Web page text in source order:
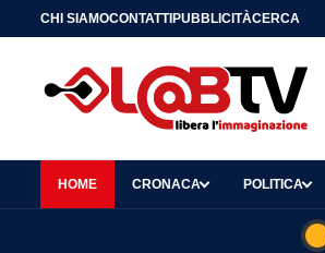
CHI SIAMOCONTATTIPUBBLICITÀCERCA
HOME CRONACA POLITICA